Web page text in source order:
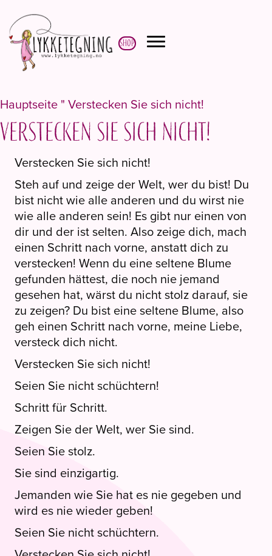
Shop
Hauptseite " Verstecken Sie sich nicht!
Verstecken Sie sich nicht!
Verstecken Sie sich nicht!
Steh auf und zeige der Welt, wer du bist! Du
bist nicht wie alle anderen und du wirst nie
wie alle anderen sein! Es gibt nur einen von
dir und der ist selten. Also zeige dich, mach
einen Schritt nach vorne, anstatt dich zu
verstecken! Wenn du eine seltene Blume
gefunden hättest, die noch nie jemand
gesehen hat, wärst du nicht stolz darauf, sie
zu zeigen? Du bist eine seltene Blume, also
geh einen Schritt nach vorne, meine Liebe,
versteck dich nicht.
Verstecken Sie sich nicht!
Seien Sie nicht schüchtern!
Schritt für Schritt.
Zeigen Sie der Welt, wer Sie sind.
Seien Sie stolz.
Sie sind einzigartig.
Jemanden wie Sie hat es nie gegeben und
wird es nie wieder geben!
Seien Sie nicht schüchtern.